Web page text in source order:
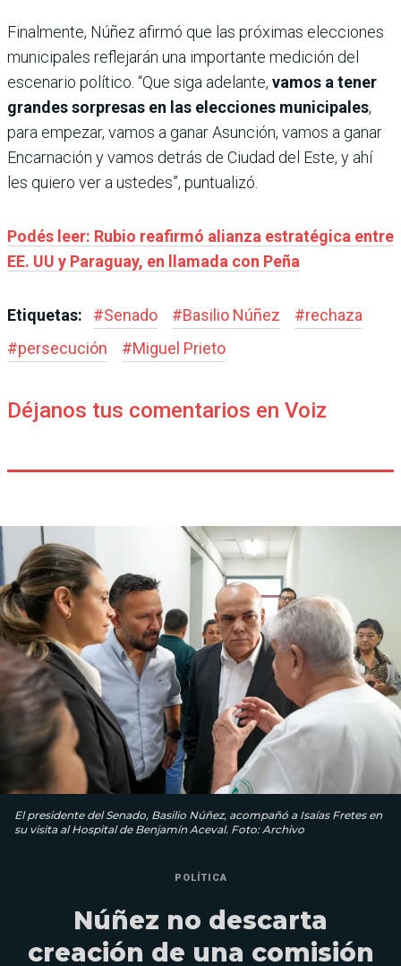
Finalmente, Núñez afirmó que las próximas elecciones
municipales reflejarán una importante medición del
escenario político. “Que siga adelante, vamos a tener
grandes sorpresas en las elecciones municipales,
para empezar, vamos a ganar Asunción, vamos a ganar
Encarnación y vamos detrás de Ciudad del Este, y ahí
les quiero ver a ustedes”, puntualizó.
Podés leer: Rubio reafirmó alianza estratégica entre
EE. UU y Paraguay, en llamada con Peña
Etiquetas: #Senado #Basilio Núñez #rechaza
#persecución #Miguel Prieto
Déjanos tus comentarios en Voiz
El presidente del Senado, Basilio Núñez, acompañó a Isaías Fretes en
su visita al Hospital de Benjamín Aceval. Foto: Archivo
POLÍTICA
Núñez no descarta
creación de una comisión